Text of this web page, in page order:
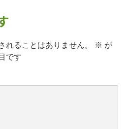
れることはありません。 ※ が
です